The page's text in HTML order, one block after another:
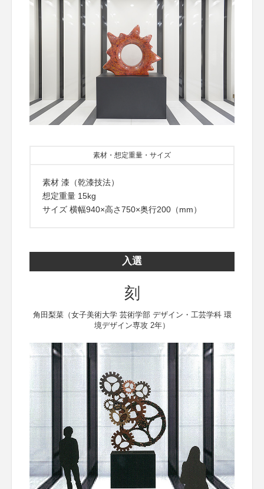
素材・想定重量・サイズ
素材 漆（乾漆技法）
想定重量 15kg
サイズ 横幅940×高さ750×奥行200（mm）
入選
刻
角田梨菜（女子美術大学 芸術学部 デザイン・工芸学科 環
境デザイン専攻 2年）